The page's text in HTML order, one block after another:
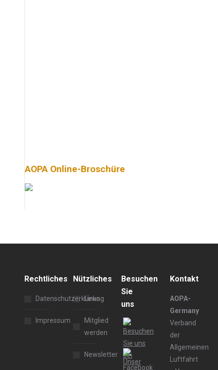
AOPA Online-Broschüre
Rechtliches
Datenschutzerklärung
Impressum
Nützliches
Links
Mitglied
werden
Newsletter
Besuchen
Sie
uns
Kontakt
AOPA-
Germany
Verband
der
Allgemeinen
Luftfahrt